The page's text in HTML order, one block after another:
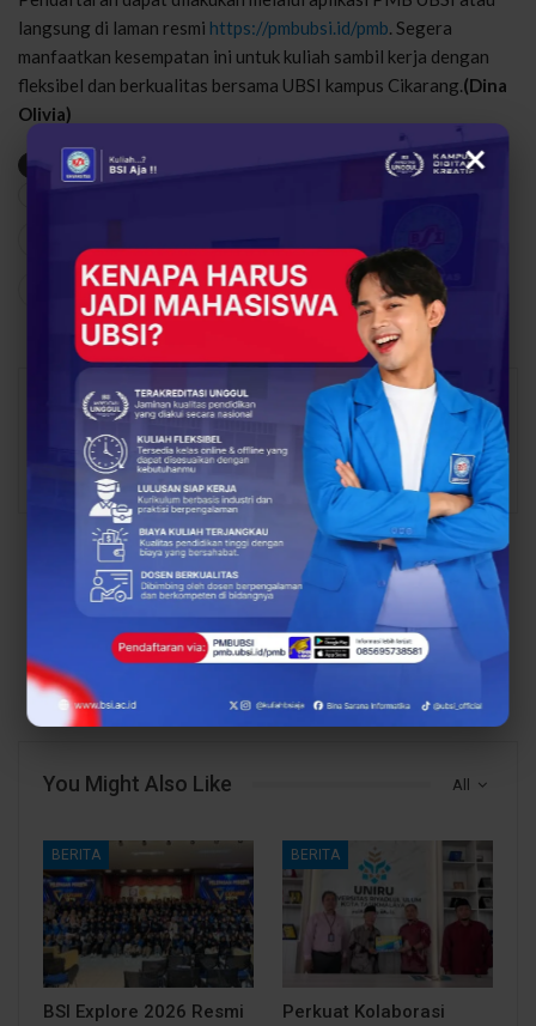
langsung di laman resmi https://pmbubsi.id/pmb. Segera
manfaatkan kesempatan ini untuk kuliah sambil kerja dengan
fleksibel dan berkualitas bersama UBSI kampus Cikarang.(Dina
Olivia)
Kelas Karyawan Jumat–Sabtu Kuliah Sambil Bekerja
Share Facebook Twitter Google+
Abdul Latif 16143 Posts 1 Comments
PREV POST
Analisis 4 Program
Studi UBSI Kampus
Karawang untuk
Tantangan Karier Digital
NEXT POST
Beasiswa UBSI Kampus
Cikampek Dukung
Pendidikan Generasi
All
You Might Also Like
BERITA
BSI Explore 2026 Resmi
BERITA
Perkuat Kolaborasi
×